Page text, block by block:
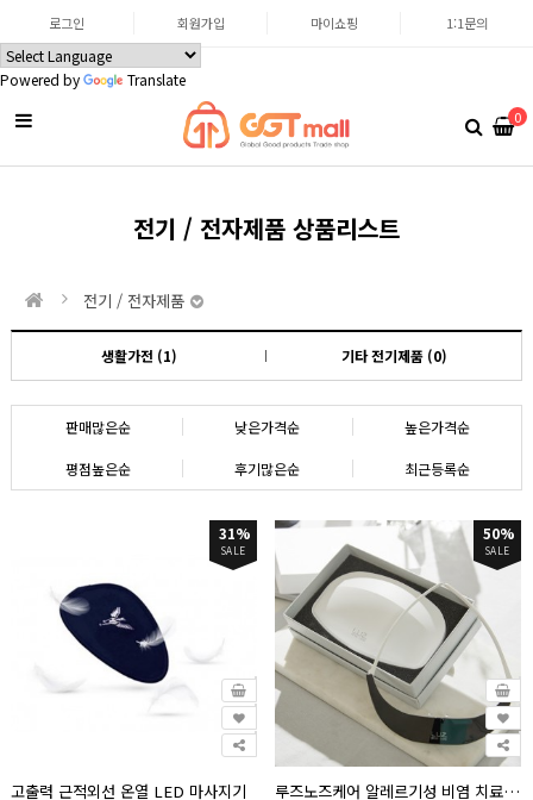
Powered by Translate
로그인 회원가입 마이쇼핑 1:1문의
0
전기 / 전자제품 상품리스트
전기 / 전자제품
생활가전 (1) 기타 전기제품 (0)
판매많은순 낮은가격순 높은가격순
평점높은순 후기많은순 최근등록순
31%
SALE
고출력 근적외선 온열 LED 마사지기
50%
SALE
루즈노즈케어 알레르기성 비염 치료 의료기기